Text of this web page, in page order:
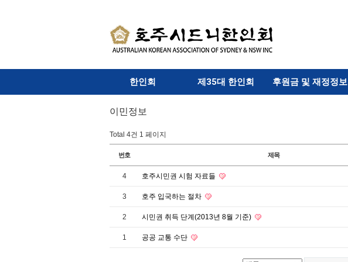
한인회 제35대 한인회 후원금 및 재정정보
이민정보
Total 4건 1 페이지
번호 제목
4 호주시민권 시험 자료들
3 호주 입국하는 절차
2 시민권 취득 단계(2013년 8월 기준)
1 공공 교통 수단